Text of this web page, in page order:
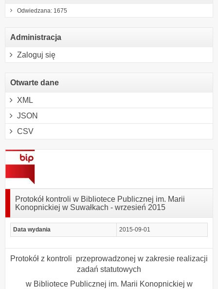
Odwiedzana: 1675
Administracja
Zaloguj się
Otwarte dane
XML
JSON
CSV
Protokół kontroli w Bibliotece Publicznej im. Marii
Konopnickiej w Suwałkach - wrzesień 2015
Data wydania 2015-09-01
Protokół z kontroli przeprowadzonej w zakresie realizacji
zadań statutowych
w Bibliotece Publicznej im. Marii Konopnickiej w